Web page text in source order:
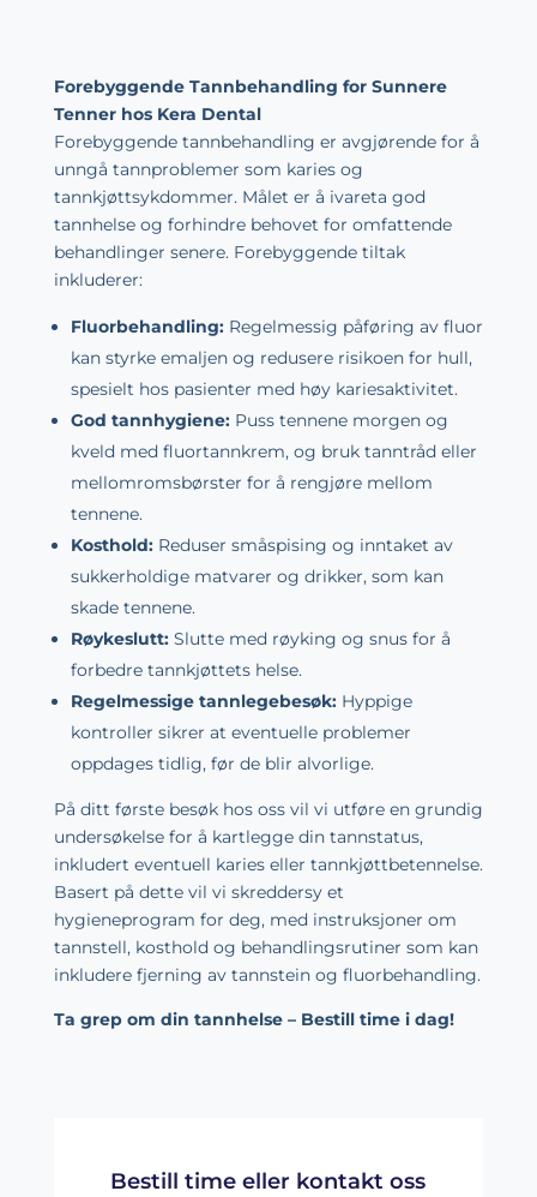
Forebyggende Tannbehandling for Sunnere
Tenner hos Kera Dental
Forebyggende tannbehandling er avgjørende for å
unngå tannproblemer som karies og
tannkjøttsykdommer. Målet er å ivareta god
tannhelse og forhindre behovet for omfattende
behandlinger senere. Forebyggende tiltak
inkluderer:
Fluorbehandling:Regelmessig påføring av fluor
kan styrke emaljen og redusere risikoen for hull,
spesielt hos pasienter med høy kariesaktivitet.
God tannhygiene:Puss tennene morgen og
kveld med fluortannkrem, og bruk tanntråd eller
mellomromsbørster for å rengjøre mellom
tennene.
Kosthold:Reduser småspising og inntaket av
sukkerholdige matvarer og drikker, som kan
skade tennene.
Røykeslutt:Slutte med røyking og snus for å
forbedre tannkjøttets helse.
Regelmessige tannlegebesøk:Hyppige
kontroller sikrer at eventuelle problemer
oppdages tidlig, før de blir alvorlige.
På ditt første besøk hos oss vil vi utføre en grundig
undersøkelse for å kartlegge din tannstatus,
inkludert eventuell karies eller tannkjøttbetennelse.
Basert på dette vil vi skreddersy et
hygieneprogram for deg, med instruksjoner om
tannstell, kosthold og behandlingsrutiner som kan
inkludere fjerning av tannstein og fluorbehandling.
Ta grep om din tannhelse – Bestill time i dag!
Bestill time eller kontakt oss